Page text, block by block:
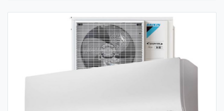
planerar att ställa ditt kylskåp och planera åt vilket håll dörren
ska öppnas så du lätt kan komma åt dina matvaror. Låt sedan
dina matvanor styra över hur pass stor volym kylskåpet ska ha.